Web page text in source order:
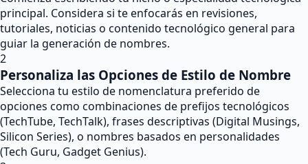
principal. Considera si te enfocarás en revisiones,
tutoriales, noticias o contenido tecnológico general para
guiar la generación de nombres.
2
Personaliza las Opciones de Estilo de Nombre
Selecciona tu estilo de nomenclatura preferido de
opciones como combinaciones de prefijos tecnológicos
(TechTube, TechTalk), frases descriptivas (Digital Musings,
Silicon Series), o nombres basados en personalidades
(Tech Guru, Gadget Genius).